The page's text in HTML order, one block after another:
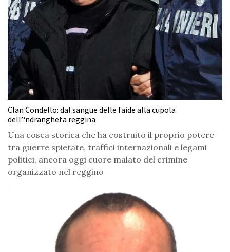
Clan Condello: dal sangue delle faide alla cupola
dell’‘ndrangheta reggina
Una cosca storica che ha costruito il proprio potere
tra guerre spietate, traffici internazionali e legami
politici, ancora oggi cuore malato del crimine
organizzato nel reggino